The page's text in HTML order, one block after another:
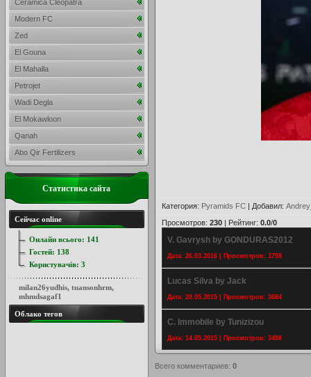
Категория: Pyramids FC | Добавил:
Просмотров: 230 | Рейтинг: 0.0/0
V. Gavrysh by GONDURAS2012
Дата: 26.03.2016 | Просмотров: 1758
Lucas Silva by Jack
Дата: 20.05.2015 | Просмотров: 3684
C. Immobile by Tunizizou
Дата: 14.05.2015 | Просмотров: 3498
Всего комментариев: 0
Ceramica Cleopatra
Modern FC
Zed
El Gouna
El Mahalla
Petrojet
Wadi Degla
El Mokawloon
Qanah
Abo Qir Fertilizers
Статистика сайта
Сейчас online
Онлайн всього: 141
Гостей: 138
Користувачів: 3
milan26yudhis, tuansonhrm,
mhmdsagaf1
Облако тегов